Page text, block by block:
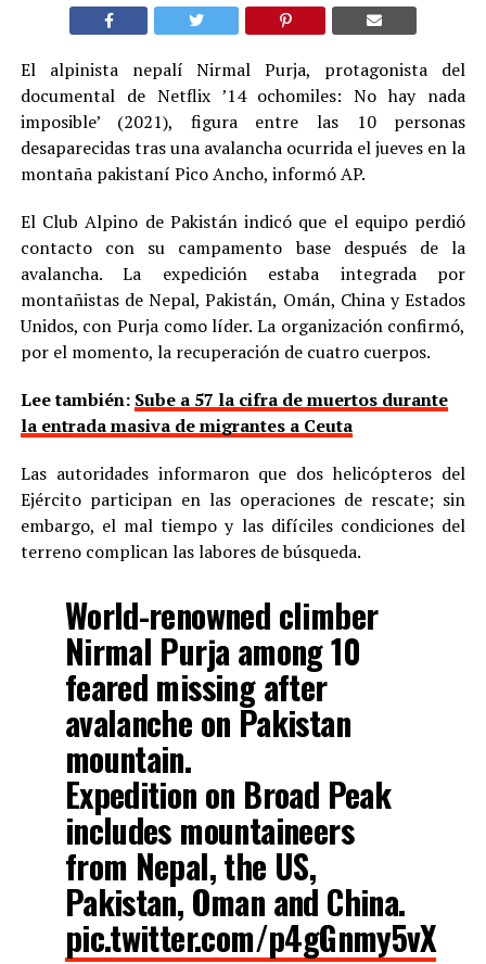
El alpinista nepalí Nirmal Purja, protagonista del
documental de Netflix ’14 ochomiles: No hay nada
imposible’ (2021), figura entre las 10 personas
desaparecidas tras una avalancha ocurrida el jueves en la
montaña pakistaní Pico Ancho, informó AP.
El Club Alpino de Pakistán indicó que el equipo perdió
contacto con su campamento base después de la
avalancha. La expedición estaba integrada por
montañistas de Nepal, Pakistán, Omán, China y Estados
Unidos, con Purja como líder. La organización confirmó,
por el momento, la recuperación de cuatro cuerpos.
Lee también: Sube a 57 la cifra de muertos durante
la entrada masiva de migrantes a Ceuta
Las autoridades informaron que dos helicópteros del
Ejército participan en las operaciones de rescate; sin
embargo, el mal tiempo y las difíciles condiciones del
terreno complican las labores de búsqueda.
World-renowned climber
Nirmal Purja among 10
feared missing after
avalanche on Pakistan
mountain.
Expedition on Broad Peak
includes mountaineers
from Nepal, the US,
Pakistan, Oman and China.
pic.twitter.com/p4gGnmy5vX